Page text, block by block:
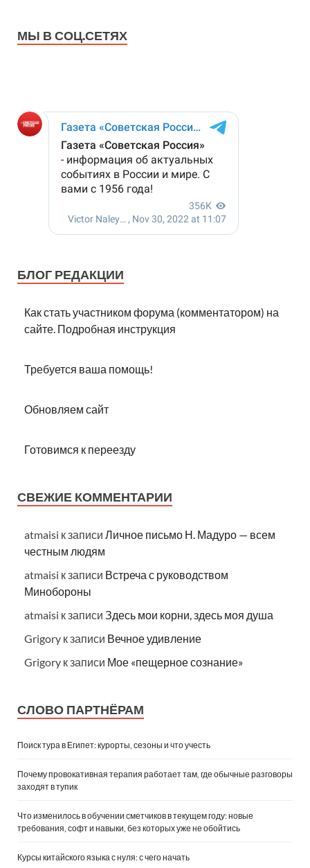
МЫ В СОЦ.СЕТЯХ
БЛОГ РЕДАКЦИИ
Как стать участником форума (комментатором) на
сайте. Подробная инструкция
Требуется ваша помощь!
Обновляем сайт
Готовимся к переезду
СВЕЖИЕ КОММЕНТАРИИ
atmaisi к записи Личное письмо Н. Мадуро — всем
честным людям
atmaisi к записи Встреча с руководством
Минобороны
atmaisi к записи Здесь мои корни, здесь моя душа
Grigory к записи Вечное удивление
Grigory к записи Мое «пещерное сознание»
СЛОВО ПАРТНЁРАМ
Поиск тура в Египет: курорты, сезоны и что учесть
Почему провокативная терапия работает там, где обычные разговоры
заходят в тупик
Что изменилось в обучении сметчиков в текущем году: новые
требования, софт и навыки, без которых уже не обойтись
Курсы китайского языка с нуля: с чего начать